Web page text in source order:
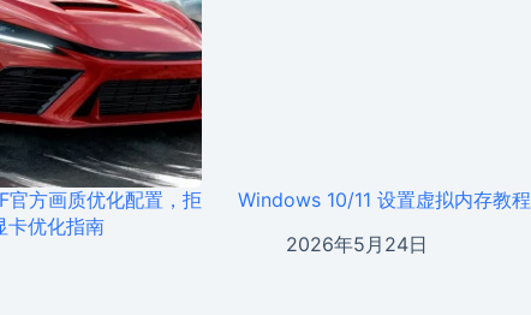
官方画质优化配置，拒
卡优化指南
Windows 10/11 设置虚拟内存教程
2026年5月24日